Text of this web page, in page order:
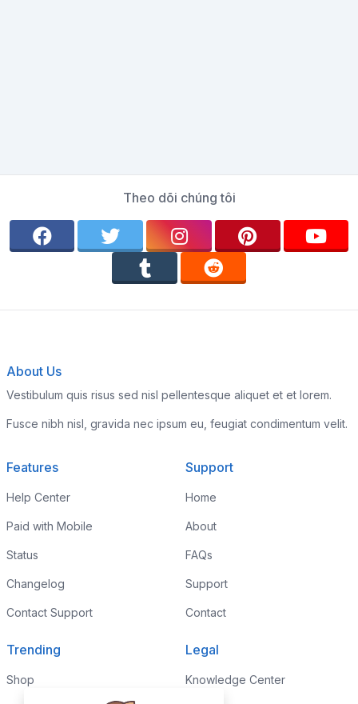
Theo dõi chúng tôi
About Us
Vestibulum quis risus sed nisl pellentesque aliquet et et lorem.
Fusce nibh nisl, gravida nec ipsum eu, feugiat condimentum velit.
Features
Help Center
Paid with Mobile
Status
Changelog
Contact Support
Support
Home
About
FAQs
Support
Contact
Trending
Shop
Legal
Knowledge Center